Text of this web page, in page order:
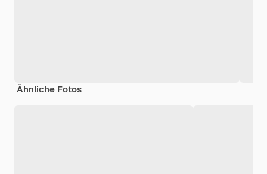
Ähnliche Fotos